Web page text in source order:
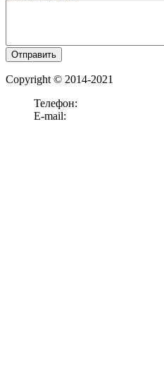
Отправить
Copyright © 2014-2021
Телефон:
E-mail: